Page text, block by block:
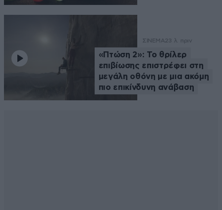
ΣΙΝΕΜΑ23 λ. πριν
«Πτώση 2»: Το θρίλερ
επιβίωσης επιστρέφει στη
μεγάλη οθόνη με μια ακόμη
πιο επικίνδυνη ανάβαση